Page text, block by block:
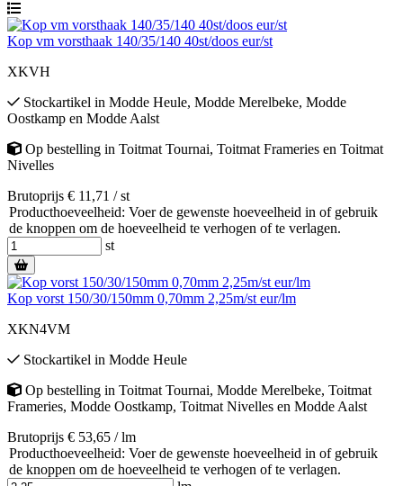
Kop vm vorsthaak 140/35/140 40st/doos eur/st
XKVH
Stockartikel in Modde Heule, Modde Merelbeke, Modde
Oostkamp en Modde Aalst
Op bestelling in Toitmat Tournai, Toitmat Frameries en Toitmat
Nivelles
Brutoprijs € 11,71 / st
Producthoeveelheid: Voer de gewenste hoeveelheid in of gebruik
de knoppen om de hoeveelheid te verhogen of te verlagen.
st
Kop vorst 150/30/150mm 0,70mm 2,25m/st eur/lm
XKN4VM
Stockartikel in Modde Heule
Op bestelling in Toitmat Tournai, Modde Merelbeke, Toitmat
Frameries, Modde Oostkamp, Toitmat Nivelles en Modde Aalst
Brutoprijs € 53,65 / lm
Producthoeveelheid: Voer de gewenste hoeveelheid in of gebruik
de knoppen om de hoeveelheid te verhogen of te verlagen.